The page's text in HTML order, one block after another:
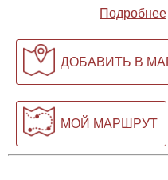
Подробнее
ДОБАВИТЬ В
МОЙ МАРШРУТ